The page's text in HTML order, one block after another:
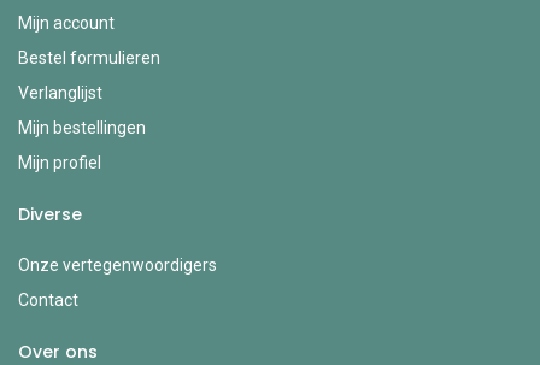
Mijn account
Bestel formulieren
Verlanglijst
Mijn bestellingen
Mijn profiel
Diverse
Onze vertegenwoordigers
Contact
Over ons